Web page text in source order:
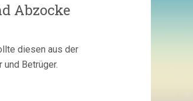
Abzocke
diesen aus der
Betrüger.